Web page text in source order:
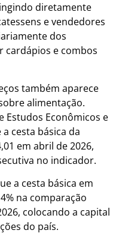
diretamente
e vendedores
dos
cardápios e combos
também aparece
alimentação.
Estudos Econômicos e
cesta básica da
em abril de 2026,
no indicador.
a cesta básica em
na comparação
colocando a capital
do país.